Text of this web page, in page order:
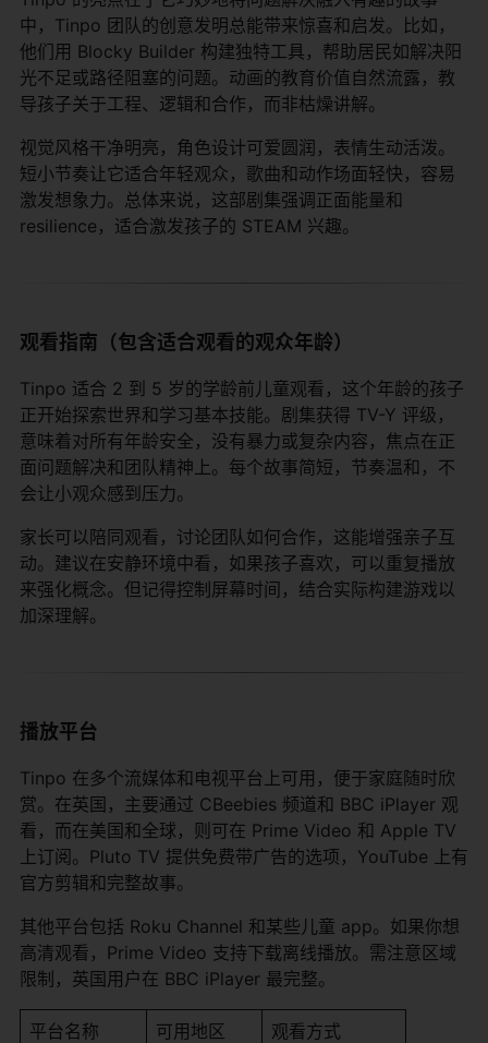
中，Tinpo 团队的创意发明总能带来惊喜和启发。比如，
他们用 Blocky Builder 构建独特工具，帮助居民如解决阳
光不足或路径阻塞的问题。动画的教育价值自然流露，教
导孩子关于工程、逻辑和合作，而非枯燥讲解。
视觉风格干净明亮，角色设计可爱圆润，表情生动活泼。
短小节奏让它适合年轻观众，歌曲和动作场面轻快，容易
激发想象力。总体来说，这部剧集强调正面能量和
resilience，适合激发孩子的 STEAM 兴趣。
观看指南（包含适合观看的观众年龄）
Tinpo 适合 2 到 5 岁的学龄前儿童观看，这个年龄的孩子
正开始探索世界和学习基本技能。剧集获得 TV-Y 评级，
意味着对所有年龄安全，没有暴力或复杂内容，焦点在正
面问题解决和团队精神上。每个故事简短，节奏温和，不
会让小观众感到压力。
家长可以陪同观看，讨论团队如何合作，这能增强亲子互
动。建议在安静环境中看，如果孩子喜欢，可以重复播放
来强化概念。但记得控制屏幕时间，结合实际构建游戏以
加深理解。
播放平台
Tinpo 在多个流媒体和电视平台上可用，便于家庭随时欣
赏。在英国，主要通过 CBeebies 频道和 BBC iPlayer 观
看，而在美国和全球，则可在 Prime Video 和 Apple TV
上订阅。Pluto TV 提供免费带广告的选项，YouTube 上有
官方剪辑和完整故事。
其他平台包括 Roku Channel 和某些儿童 app。如果你想
高清观看，Prime Video 支持下载离线播放。需注意区域
限制，英国用户在 BBC iPlayer 最完整。
平台名称 可用地区 观看方式